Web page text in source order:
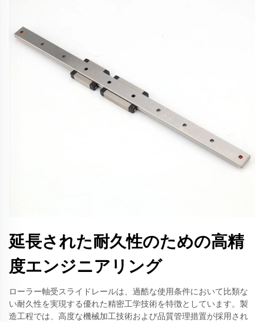
延長された耐久性のための高精
度エンジニアリング
ローラー軸受スライドレールは、過酷な使用条件において比類な
い耐久性を実現する優れた精密工学技術を特徴としています。製
造工程では、高度な機械加工技術および品質管理措置が採用され